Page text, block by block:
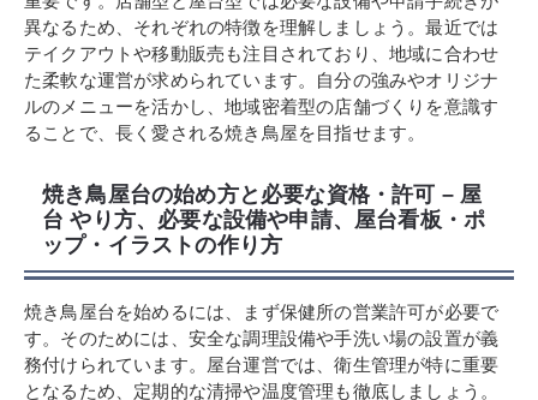
異なるため、それぞれの特徴を理解しましょう。最近では
テイクアウトや移動販売も注目されており、地域に合わせ
た柔軟な運営が求められています。自分の強みやオリジナ
ルのメニューを活かし、地域密着型の店舗づくりを意識す
ることで、長く愛される焼き鳥屋を目指せます。
焼き鳥屋台の始め方と必要な資格・許可 – 屋
台 やり方、必要な設備や申請、屋台看板・ポ
ップ・イラストの作り方
焼き鳥屋台を始めるには、まず保健所の営業許可が必要で
す。そのためには、安全な調理設備や手洗い場の設置が義
務付けられています。屋台運営では、衛生管理が特に重要
となるため、定期的な清掃や温度管理も徹底しましょう。